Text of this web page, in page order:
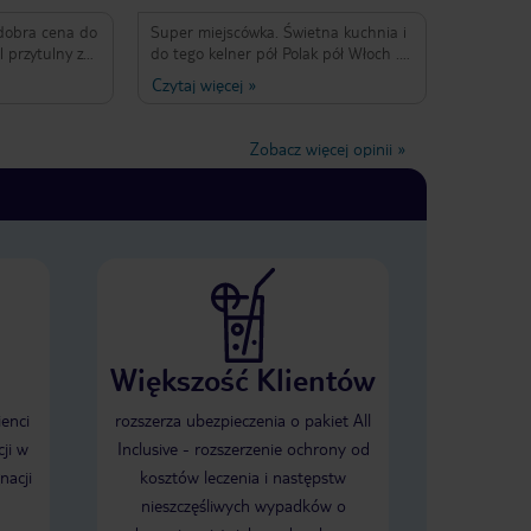
cena do
przytulny z
i
Super miejscówka. Świetna kuchnia i
do tego kelner pół Polak pół Włoch .
Skibus prosto z narciarni podwozi
pod wybrane kolejki. Bar czynny w
Świetne stoki na stronie Passo
Groste. Polecam
Czytaj więcej »
Zobacz więcej opinii »
w
Większość Klientów
rozszerza ubezpieczenia o pakiet All
Inclusive - rozszerzenie ochrony od
kosztów leczenia i następstw
nieszczęśliwych wypadków o